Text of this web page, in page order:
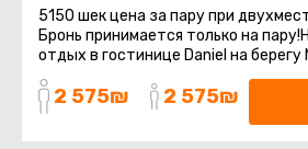
5150 шек цена за пару при
Бронь принимается только на
отдых в гостинице Daniel на берегу
включает групповой трансфер ...
2 575₪ 2 575₪